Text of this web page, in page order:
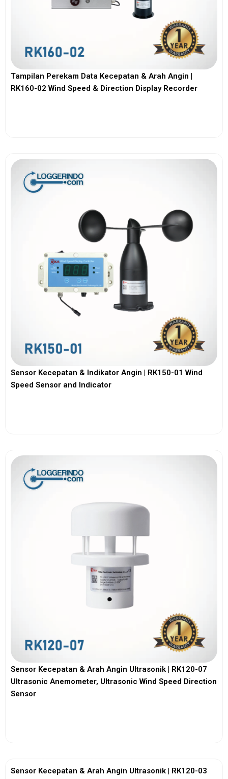
Tampilan Perekam Data Kecepatan & Arah Angin |
RK160-02 Wind Speed & Direction Display Recorder
Sensor Kecepatan & Indikator Angin | RK150-01 Wind
Speed Sensor and Indicator
Sensor Kecepatan & Arah Angin Ultrasonik | RK120-07
Ultrasonic Anemometer, Ultrasonic Wind Speed Direction
Sensor
Sensor Kecepatan & Arah Angin Ultrasonik | RK120-03